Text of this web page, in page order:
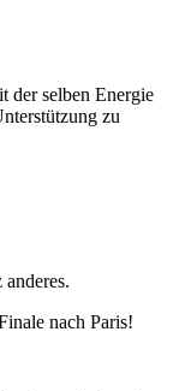
der selben Energie
zu
nach Paris!